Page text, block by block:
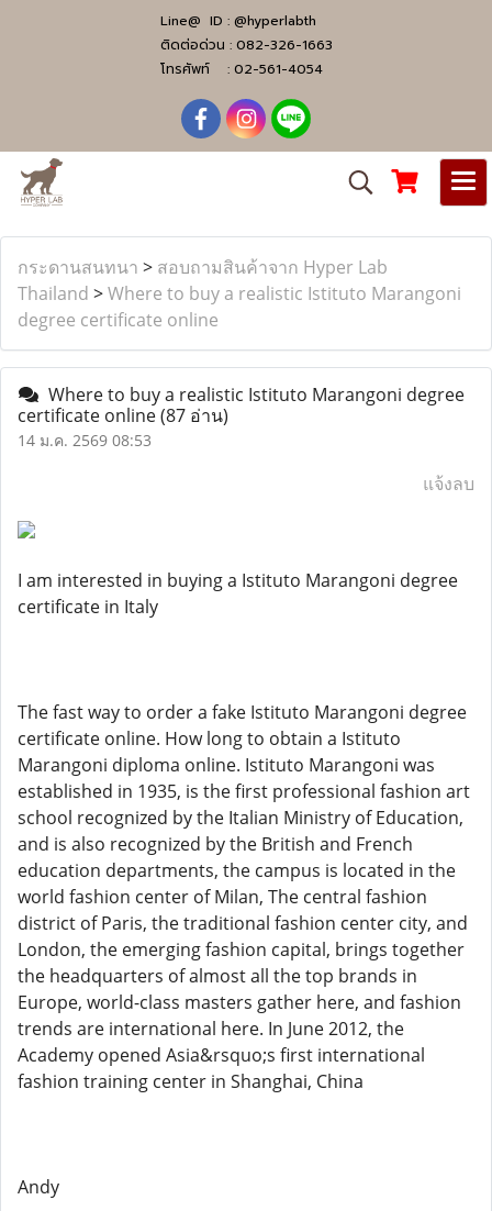
Line@ ID : @hyperlabth
ติดต่อด่วน : 082-326-1663
โทรศัพท์ : 02-561-4054
กระดานสนทนา > สอบถามสินค้าจาก Hyper Lab
Thailand >Where to buy a realistic Istituto Marangoni
degree certificate online
Where to buy a realistic Istituto Marangoni degree
certificate online(87 อ่าน)
14 ม.ค. 2569 08:53
แจ้งลบ
I am interested in buying a Istituto Marangoni degree
certificate in Italy
The fast way to order a fake Istituto Marangoni degree
certificate online. How long to obtain a Istituto
Marangoni diploma online. Istituto Marangoni was
established in 1935, is the first professional fashion art
school recognized by the Italian Ministry of Education,
and is also recognized by the British and French
education departments, the campus is located in the
world fashion center of Milan, The central fashion
district of Paris, the traditional fashion center city, and
London, the emerging fashion capital, brings together
the headquarters of almost all the top brands in
Europe, world-class masters gather here, and fashion
trends are international here. In June 2012, the
Academy opened Asia&rsquo;s first international
fashion training center in Shanghai, China
Andy